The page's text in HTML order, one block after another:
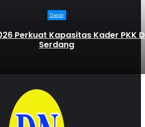
Daerah
Perkuat Kapasitas Kader PKK
Serdang